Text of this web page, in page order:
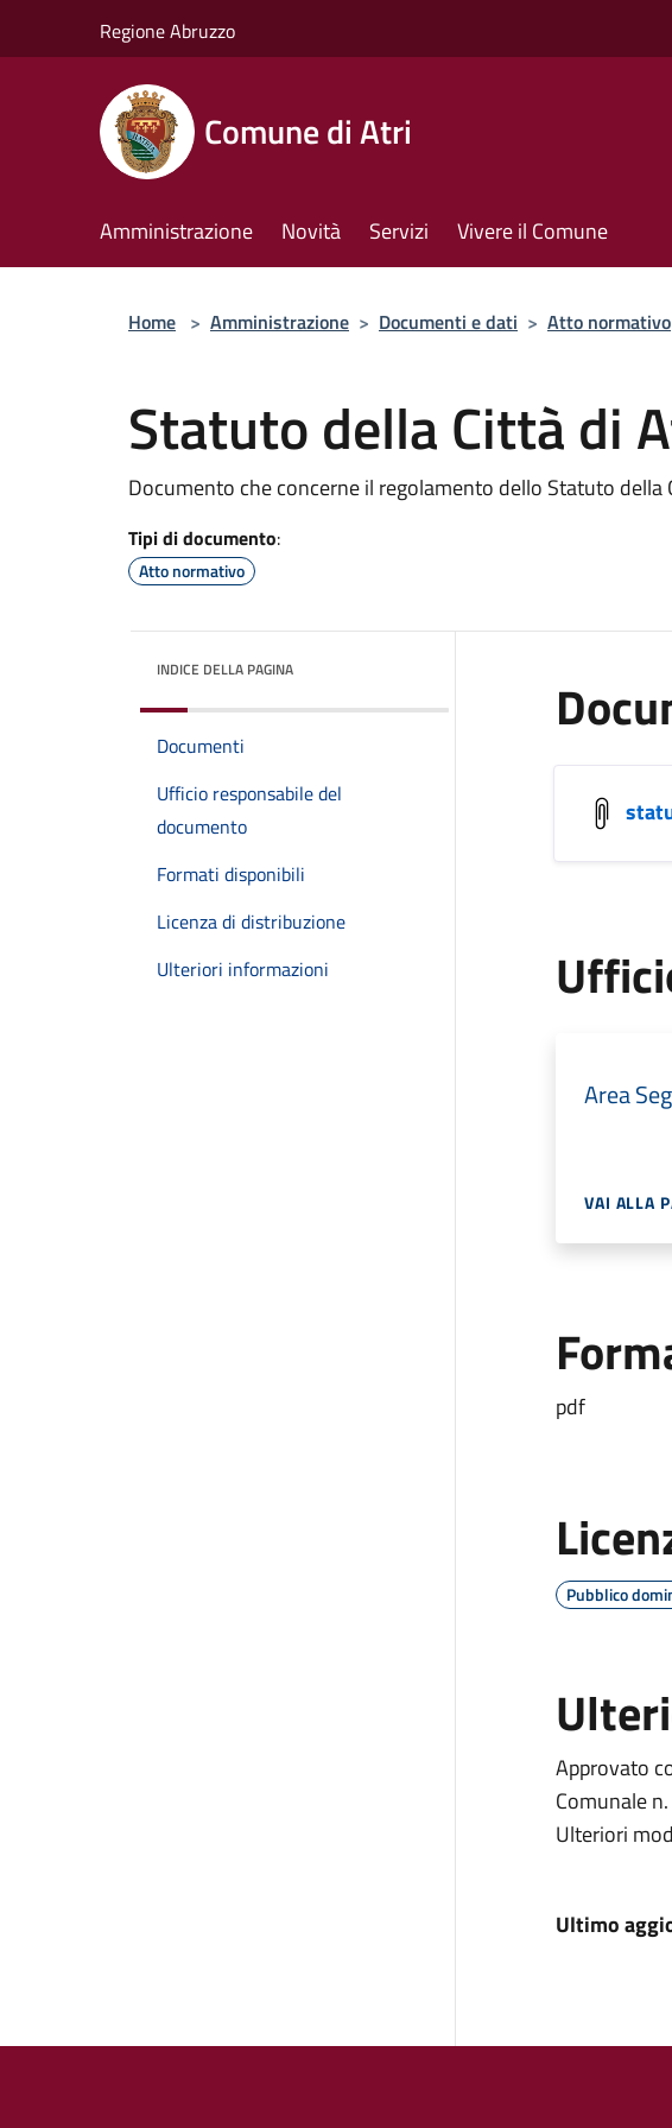
Regione Abruzzo
Comune di Atri
Amministrazione Novità Servizi Vivere il Comune
Home > Amministrazione > Documenti e dati > Atto normativo
Statuto della Città di
Documento che concerne il regolamento dello Statuto della
Tipi di documento:
Atto normativo
INDICE DELLA PAGINA
Documenti
Ufficio responsabile del
documento
Formati disponibili
Licenza di distribuzione
Ulteriori informazioni
Area
VAI ALLA
pdf
Pubblico
Approvato
Comunale
Ulteriori
Ultimo